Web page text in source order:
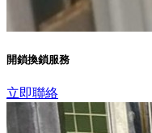
開鎖換鎖服務
立即聯絡